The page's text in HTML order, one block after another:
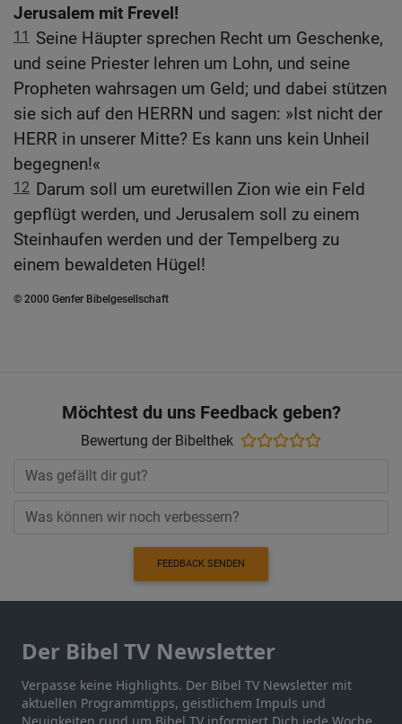
Jerusalem mit Frevel!
11
Seine Häupter sprechen Recht um Geschenke,
und seine Priester lehren um Lohn, und seine
Propheten wahrsagen um Geld; und dabei stützen
sie sich auf den HERRN und sagen: »Ist nicht der
HERR in unserer Mitte? Es kann uns kein Unheil
begegnen!«
12 Darum soll um euretwillen Zion wie ein Feld
gepflügt werden, und Jerusalem soll zu einem
Steinhaufen werden und der Tempelberg zu
einem bewaldeten Hügel!
© 2000 Genfer Bibelgesellschaft
Möchtest du uns Feedback geben?
Bewertung der Bibelthek
FEEDBACK SENDEN
Der Bibel TV Newsletter
Verpasse keine Highlights. Der Bibel TV Newsletter mit
aktuellen Programmtipps, geistlichem Impuls und